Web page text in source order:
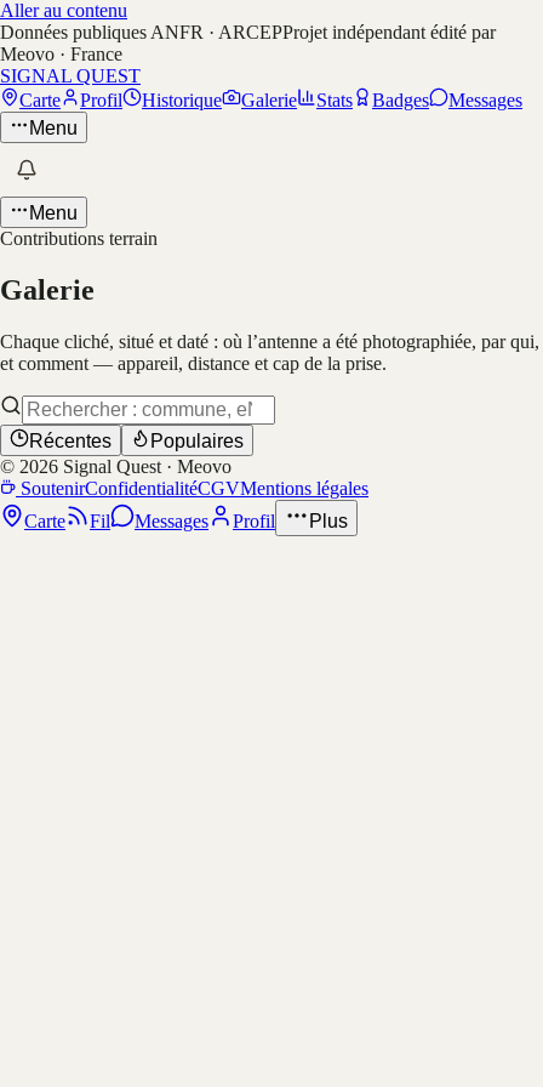
Aller au contenu
Données publiques ANFR · ARCEPProjet indépendant édité par
Meovo · France
SIGNAL QUEST
Carte
Profil Historique Galerie Stats Badges
Messages
Menu
Menu
Contributions terrain
Galerie
Chaque cliché, situé et daté : où l’antenne a été photographiée, par qui,
et comment — appareil, distance et cap de la prise.
Récentes
Populaires
© 2026 Signal Quest · Meovo
SoutenirConfidentialitéCGVMentions légales
Carte
Fil Messages Profil Plus